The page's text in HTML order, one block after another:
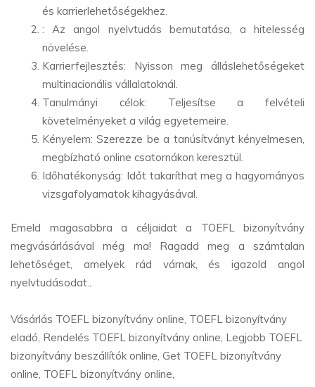
és karrierlehetőségekhez.
: Az angol nyelvtudás bemutatása, a hitelesség
növelése.
Karrierfejlesztés: Nyisson meg álláslehetőségeket
multinacionális vállalatoknál.
Tanulmányi célok: Teljesítse a felvételi
követelményeket a világ egyetemeire.
Kényelem: Szerezze be a tanúsítványt kényelmesen,
megbízható online csatornákon keresztül.
Időhatékonyság: Időt takaríthat meg a hagyományos
vizsgafolyamatok kihagyásával.
Emeld magasabbra a céljaidat a TOEFL bizonyítvány
megvásárlásával még ma! Ragadd meg a számtalan
lehetőséget, amelyek rád várnak, és igazold angol
nyelvtudásodat..
Vásárlás TOEFL bizonyítvány online, TOEFL bizonyítvány
eladó, Rendelés TOEFL bizonyítvány online, Legjobb TOEFL
bizonyítvány beszállítók online, Get TOEFL bizonyítvány
online, TOEFL bizonyítvány online,